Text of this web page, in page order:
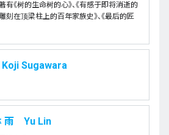
有《树的生命树的心》、《有感于即将消逝的
雕刻在顶梁柱上的百年家族史》、《最后的匠
Sugawara
雨 Yu Lin